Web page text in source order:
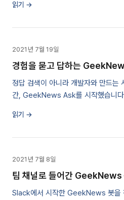
읽기 →
2021년 7월 19일
경험을 묻고 답하는
정답 검색이 아니라 개발자와 만드는
간, GeekNews Ask를 시작했습니
읽기 →
2021년 7월 8일
팀 채널로 들어간 GeekNews
Slack에서 시작한 GeekNews 봇